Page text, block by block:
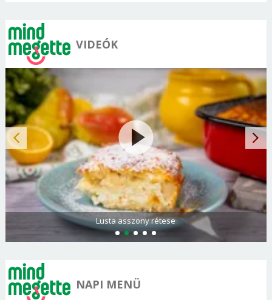
VIDEÓK
Spenótos palacsinta tejföllel töltve
NAPI MENÜ